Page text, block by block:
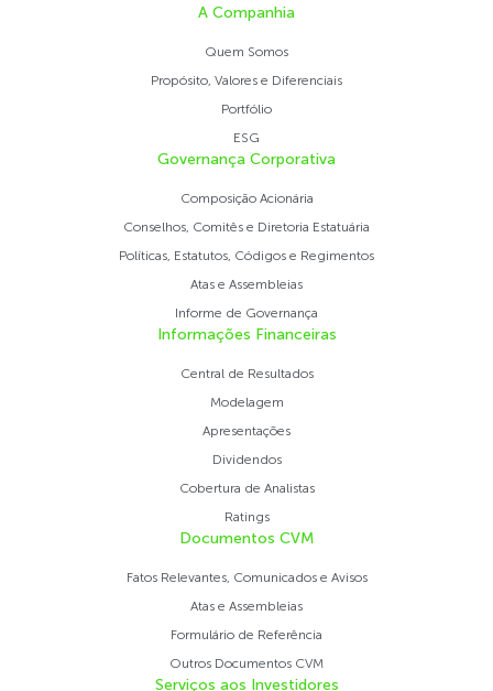
A Companhia
Quem Somos
Propósito, Valores e Diferenciais
Portfólio
ESG
Governança Corporativa
Composição Acionária
Conselhos, Comitês e Diretoria Estatuária
Políticas, Estatutos, Códigos e Regimentos
Atas e Assembleias
Informe de Governança
Informações Financeiras
Central de Resultados
Modelagem
Apresentações
Dividendos
Cobertura de Analistas
Ratings
Documentos CVM
Fatos Relevantes, Comunicados e Avisos
Atas e Assembleias
Formulário de Referência
Outros Documentos CVM
Serviços aos Investidores